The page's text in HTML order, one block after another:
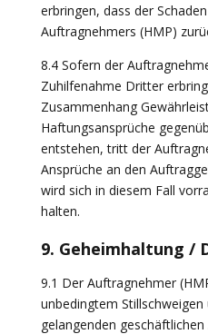
erbringen, dass der
Auftragnehmers (HMP)
8.4 Sofern der
Zuhilfenahme Dritter
Zusammenhang
Haftungsansprüche
entstehen, tritt der
Ansprüche an den
wird sich in diesem Fall
halten.
9. Geheimhaltung /
9.1 Der Auftragnehmer
unbedingtem
gelangenden